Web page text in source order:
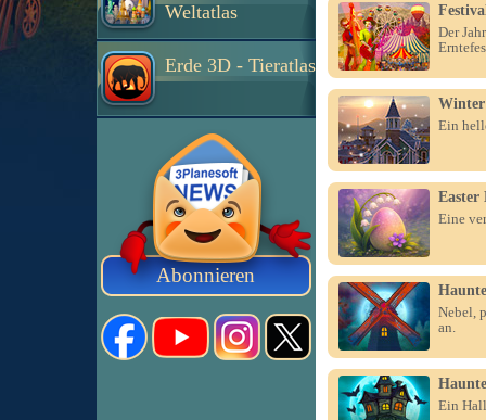
Weltatlas
Erde 3D - Tieratlas
Abonnieren
Der
Winter
Ein
Easter
Eine
Nebel,
an.
Ein